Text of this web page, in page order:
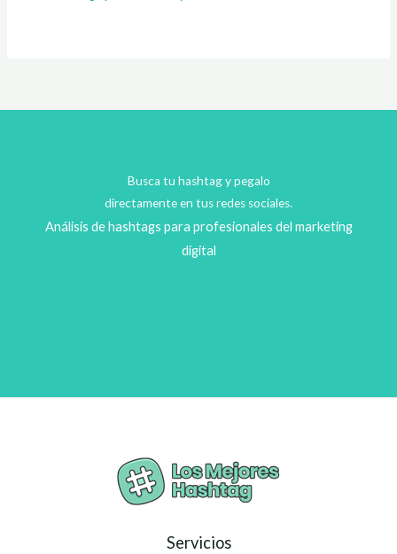
Busca tu hashtag y pegalo
directamente en tus redes sociales.
Análisis de hashtags para profesionales del marketing
digital
Servicios